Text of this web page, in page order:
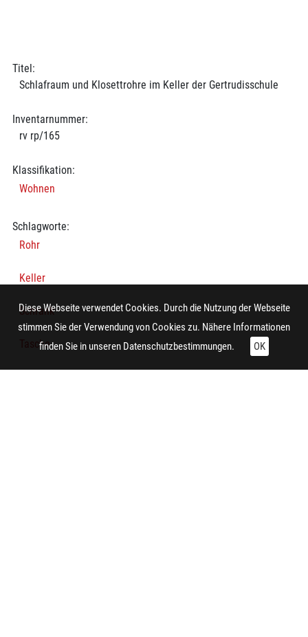
Titel:
Schlafraum und Klosettrohre im Keller der Gertrudisschule
Inventarnummer:
rv rp/165
Klassifikation:
Wohnen
Schlagworte:
Rohr
Keller
Schrank
Tasche
Diese Webseite verwendet Cookies. Durch die Nutzung der Webseite
stimmen Sie der Verwendung von Cookies zu. Nähere Informationen
finden Sie in unseren Datenschutzbestimmungen. OK